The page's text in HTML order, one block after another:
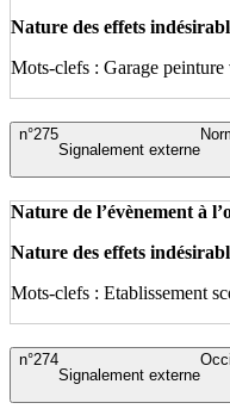
Nature des effets
Mots-clefs : Garage peinture
Signalement externe
n°275
Nature de l’évènement à
Nature des effets
Mots-clefs : Etablissement
Signalement externe
n°274